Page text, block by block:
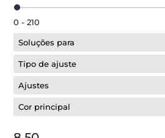
0 - 210
Soluções para
Tipo de ajuste
Ajustes
Cor principal